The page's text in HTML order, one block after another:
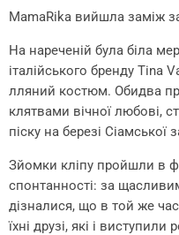
MamaRika вийшла заміж
На нареченій була біла
італійського бренду Tina
лляний костюм. Обидва
клятвами вічної любові,
піску на березі Сіамської
Зйомки кліпу пройшли в
спонтанності: за
дізналися, що в той же
їхні друзі, які і